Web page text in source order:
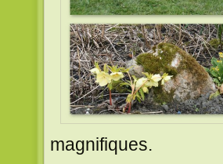
magnifiques.